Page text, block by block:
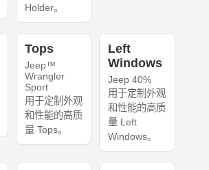
Holder。
Tops
Jeep™
Wrangler
Sport
用于定制外观
和性能的高质
量 Tops。
Left
Windows
Jeep 40%
用于定制外观
和性能的高质
量 Left
Windows。